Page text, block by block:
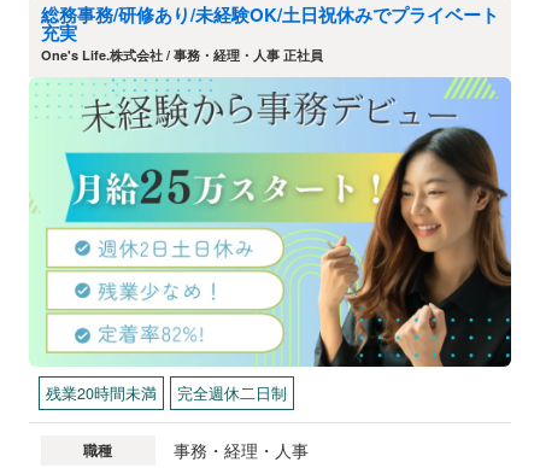
総務事務/研修あり/未経験OK/土日祝休みでプライベート
充実
​One's Life.株式会社 / 事務・経理・人事 正社員
残業20時間未満 完全週休二日制
職種 事務・経理・人事